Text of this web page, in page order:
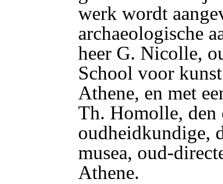
werk wordt
archaeologische
heer G. Nicolle,
School voor
Athene, en met
Th. Homolle, den
oudheidkundige,
musea, oud-
Athene.